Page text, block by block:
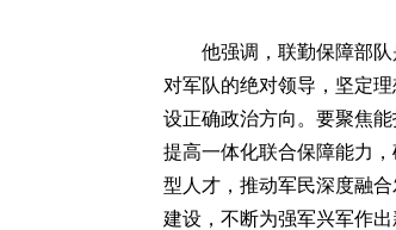
他强调，联勤保障部队
对军队的绝对领导，坚定
设正确政治方向。要聚焦
提高一体化联合保障能力
型人才，推动军民深度融
建设，不断为强军兴军作出